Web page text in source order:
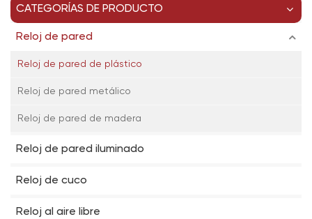
CATEGORÍAS DE PRODUCTO
Reloj de pared
Reloj de pared de plástico
Reloj de pared metálico
Reloj de pared de madera
Reloj de pared iluminado
Reloj de cuco
Reloj al aire libre